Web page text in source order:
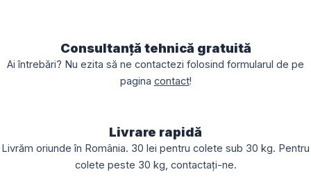
Consultanță tehnică gratuită
Ai întrebări? Nu ezita să ne contactezi folosind formularul de pe
pagina contact!
Livrare rapidă
Livrăm oriunde în România. 30 lei pentru colete sub 30 kg. Pentru
colete peste 30 kg, contactați-ne.